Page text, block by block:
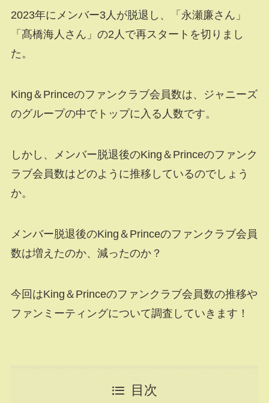
2023年にメンバー3人が脱退し、「永瀬廉さん」
「髙橋海人さん」の2人で再スタートを切りまし
た。
King＆Princeのファンクラブ会員数は、ジャニーズ
のグループの中でトップに入る人数です。
しかし、メンバー脱退後のKing＆Princeのファンク
ラブ会員数はどのように推移しているのでしょう
か。
メンバー脱退後のKing＆Princeのファンクラブ会員
数は増えたのか、減ったのか？
今回はKing＆Princeのファンクラブ会員数の推移や
ファンミーティングについて調査していきます！
目次